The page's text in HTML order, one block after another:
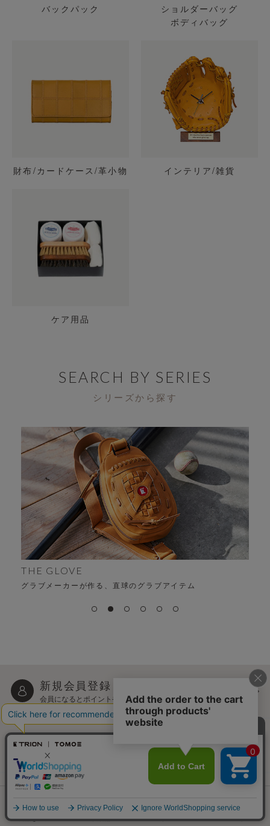
色を選んでカートに入れる
バックパック
ショルダーバッグ
ボディバッグ
財布/カードケース/革小物 インテリア/雑貨
ケア用品
SEARCH BY SERIES
シリーズから探す
ALFA
時代を超える、変わらない“ちょうどよさ”
新規会員登録
会員になるとポイントや クーポンなどご利用いただけます
メールマガジン
最新アイテムやお得な情報を 定期的にお届けします
ご利用ガイド
お買い物方法やご利用の際のご質問などについて
商品を選ぶ 実店舗 マイページ カート